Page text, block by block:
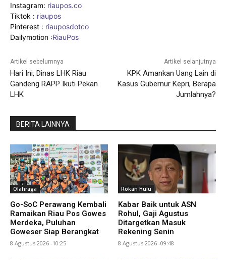
Instagram: riaupos.co
Tiktok : riaupos
Pinterest : riauposdotco
Dailymotion :RiauPos
Artikel sebelumnya
Hari Ini, Dinas LHK Riau
Gandeng RAPP Ikuti Pekan
LHK
Artikel selanjutnya
KPK Amankan Uang Lain di
Kasus Gubernur Kepri, Berapa
Jumlahnya?
BERITA LAINNYA
Olahraga
Go-SoC Perawang Kembali
Ramaikan Riau Pos Gowes
Merdeka, Puluhan
Goweser Siap Berangkat
8 Agustus 2026 -10:25
Rokan Hulu
Kabar Baik untuk ASN
Rohul, Gaji Agustus
Ditargetkan Masuk
Rekening Senin
8 Agustus 2026 -09:48